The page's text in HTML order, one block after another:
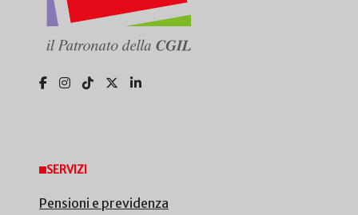
SERVIZI
Pensioni e previdenza